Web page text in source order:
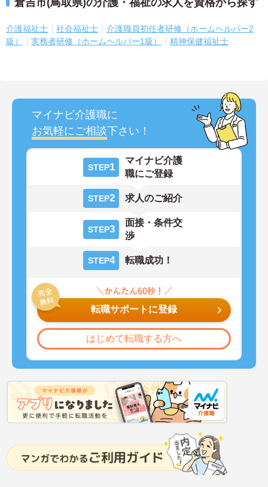
倉吉市(鳥取県)の介護・福祉の求人を資格から探す
介護福祉士 社会福祉士
介護職員初任者研修（ホームヘルパー2
級）
実務者研修（ホームヘルパー1級） 精神保健福祉士
マイナビ介護職に
お気軽にご相談下さい！
STEP1
マイナビ介護
職にご登録
STEP2 求人のご紹介
STEP3
面接・条件交
渉
STEP4 転職成功！
転職サポートに登録
はじめて転職する方へ